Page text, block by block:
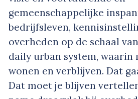
gemeenschappelijke
bedrijfsleven,
overheden op de schaal
daily urban system, waarin
wonen en verblijven. Dat
Dat moet je blijven